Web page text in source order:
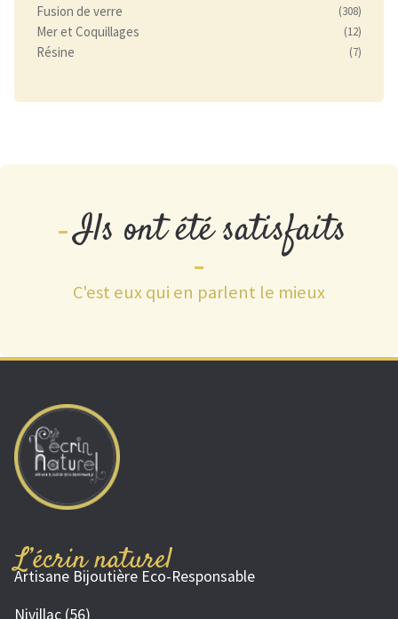
Fusion de verre (308)
Mer et Coquillages (12)
Résine (7)
Ils ont été satisfaits
C'est eux qui en parlent le mieux
L’écrin naturel
Artisane Bijoutière Eco-Responsable
Nivillac (56)